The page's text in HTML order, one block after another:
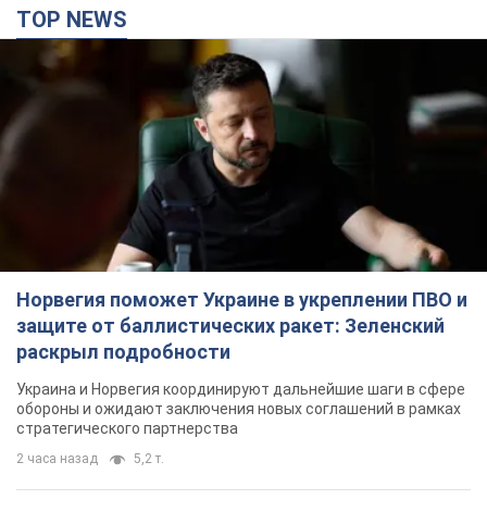
TOP NEWS
Норвегия поможет Украине в укреплении ПВО и
защите от баллистических ракет: Зеленский
раскрыл подробности
Украина и Норвегия координируют дальнейшие шаги в сфере
обороны и ожидают заключения новых соглашений в рамках
стратегического партнерства
2 часа назад 5,2 т.